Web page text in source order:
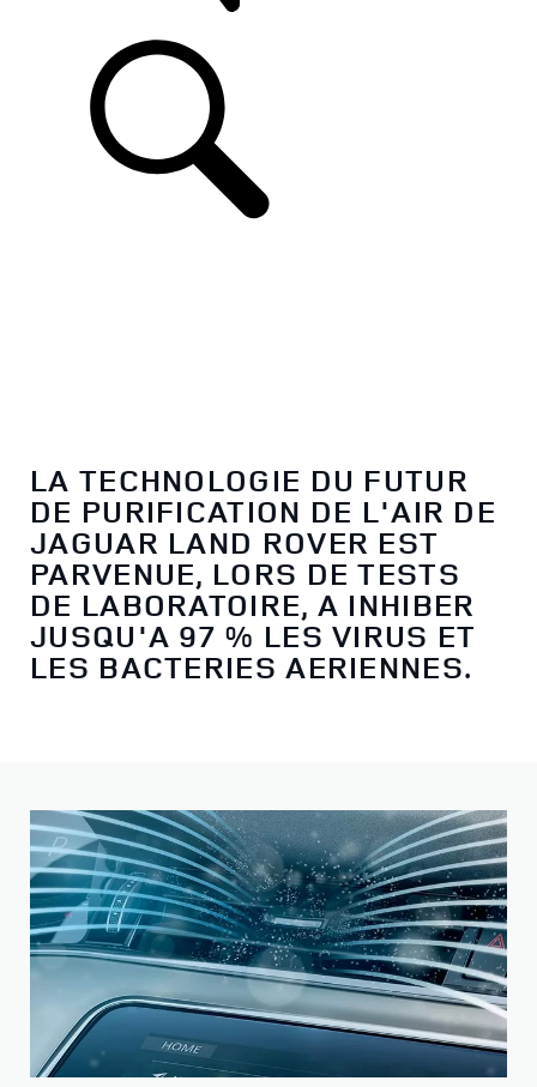
LA TECHNOLOGIE DU FUTUR
DE PURIFICATION DE L'AIR DE
JAGUAR LAND ROVER EST
PARVENUE, LORS DE TESTS
DE LABORATOIRE, A INHIBER
JUSQU'A 97 % LES VIRUS ET
LES BACTERIES AERIENNES.